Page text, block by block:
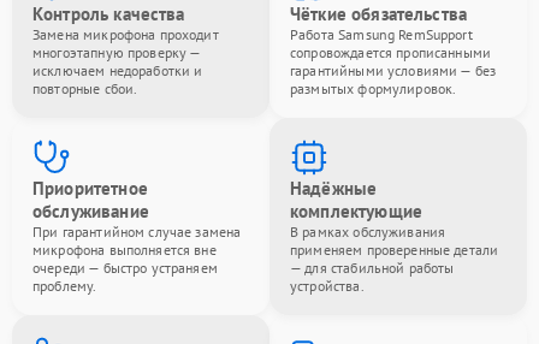
Контроль качества
Замена микрофона проходит
многоэтапную проверку —
исключаем недоработки и
повторные сбои.
Чёткие обязательства
Работа Samsung RemSupport
сопровождается прописанными
гарантийными условиями — без
размытых формулировок.
Приоритетное
обслуживание
При гарантийном случае замена
микрофона выполняется вне
очереди — быстро устраняем
проблему.
Надёжные
комплектующие
В рамках обслуживания
применяем проверенные детали
— для стабильной работы
устройства.